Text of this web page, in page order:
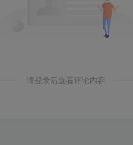
请登录后查看评论内容